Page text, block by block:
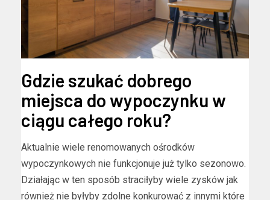
Gdzie szukać dobrego
miejsca do wypoczynku w
ciągu całego roku?
Aktualnie wiele renomowanych ośrodków
wypoczynkowych nie funkcjonuje już tylko sezonowo.
Działając w ten sposób straciłyby wiele zysków jak
również nie byłyby zdolne konkurować z innymi które